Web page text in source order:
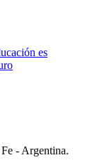
es
- Argentina.